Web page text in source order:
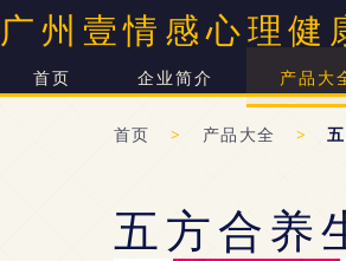
广州壹情感心理健
首页 企业简介 产品大
首页 > 产品大全 >
五方合养